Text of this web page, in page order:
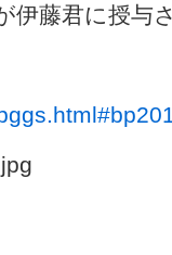
伊藤君に授与